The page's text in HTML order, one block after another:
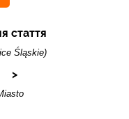
стаття
Śląskie)